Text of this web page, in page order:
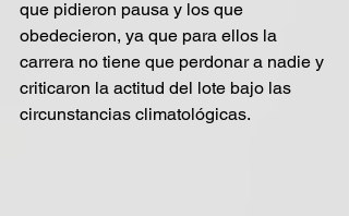
que pidieron pausa y los que
obedecieron, ya que para ellos la
carrera no tiene que perdonar a nadie y
criticaron la actitud del lote bajo las
circunstancias climatológicas.